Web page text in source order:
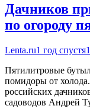
Дачников
по огороду
Lenta.ru1 год спустя
Пятилитровые
помидоры от
российских
садоводов Андрей